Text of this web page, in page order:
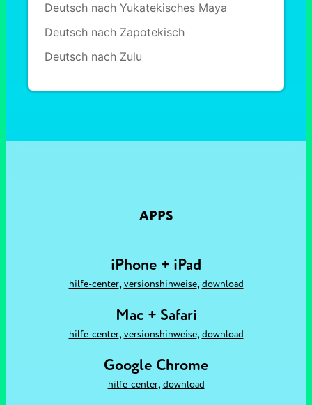
Deutsch nach Yukatekisches Maya
Deutsch nach Zapotekisch
Deutsch nach Zulu
APPS
iPhone + iPad
hilfe-center, versionshinweise, download
Mac + Safari
hilfe-center, versionshinweise, download
Google Chrome
hilfe-center, download